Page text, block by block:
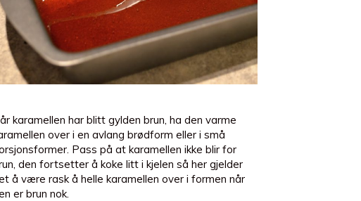
karamellen har blitt gylden brun, ha den varme
over i en avlang brødform eller i små
Pass på at karamellen ikke blir for
den fortsetter å koke litt i kjelen så her gjelder
å være rask å helle karamellen over i formen når
er brun nok.